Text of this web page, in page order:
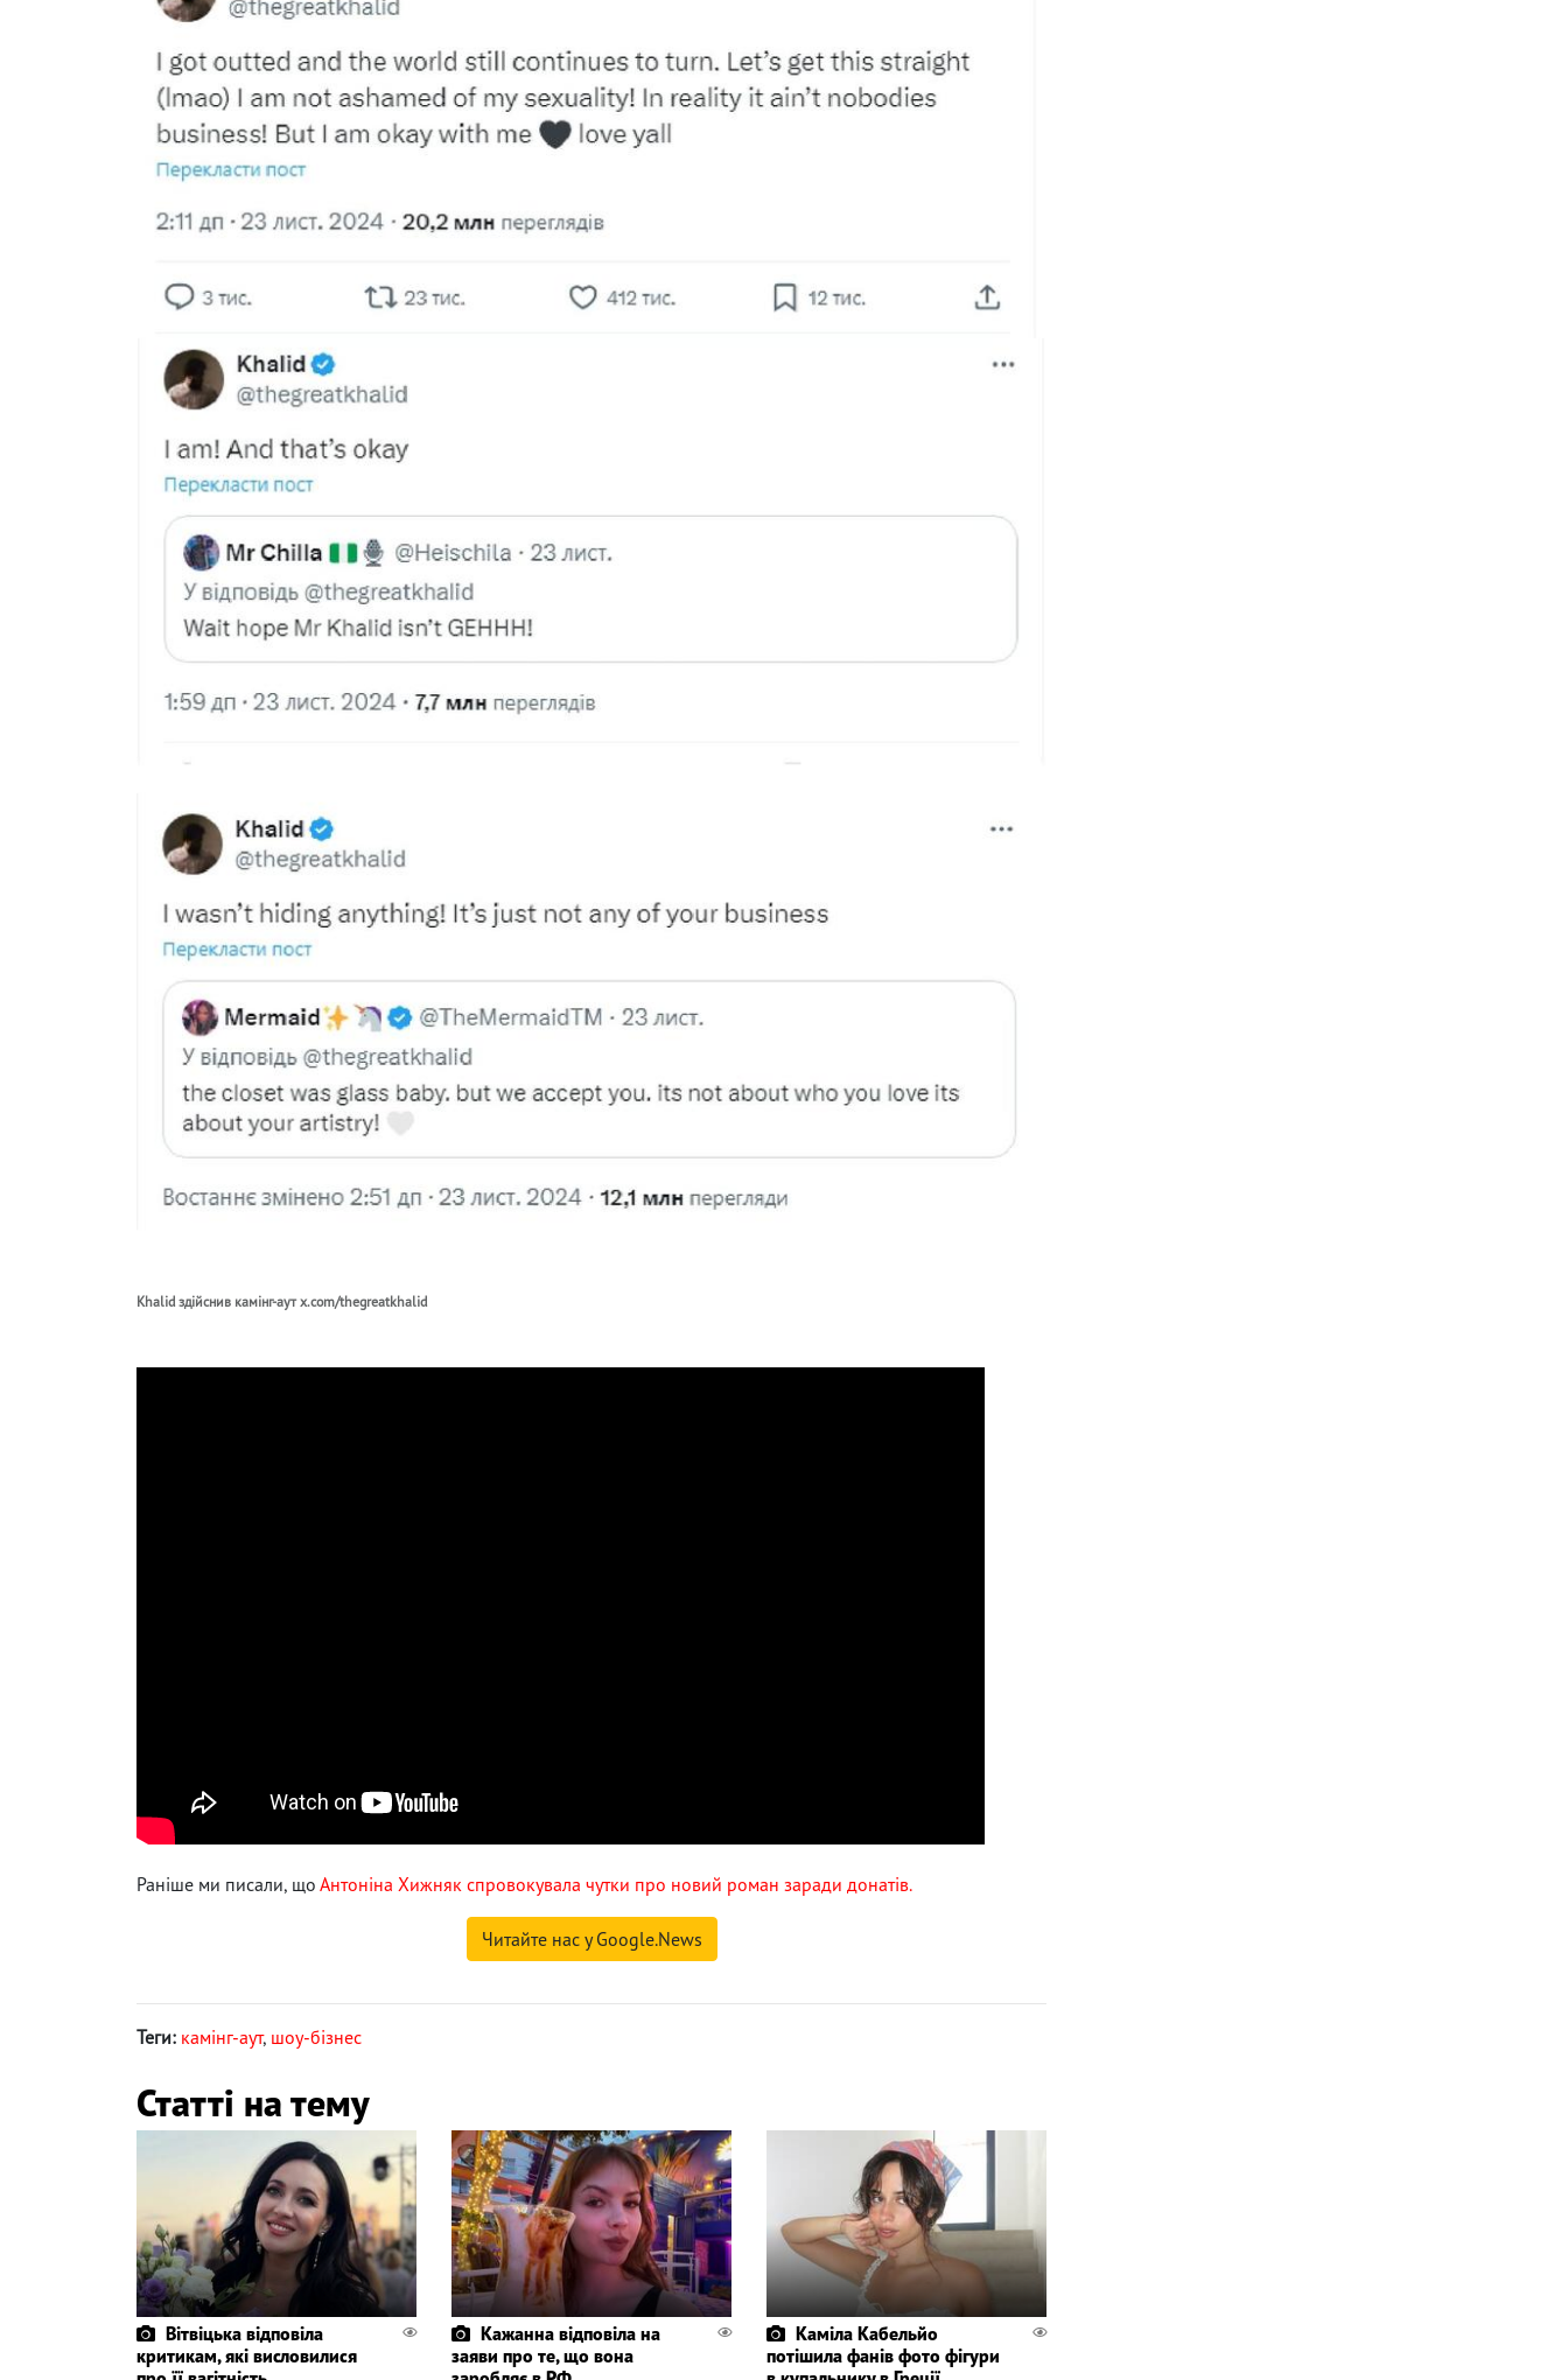
Khalid здійснив камінг-аут x.com/thegreatkhalid
Раніше ми писали, що Антоніна Хижняк спровокувала чутки про новий роман заради донатів.
Читайте нас у Google.News
Теги: камінг-аут, шоу-бізнес
Статті на тему
Вітвіцька відповіла
критикам, які висловилися
Кажанна відповіла на
заяви про те, що вона
Каміла Кабельйо
потішила фанів фото фігури